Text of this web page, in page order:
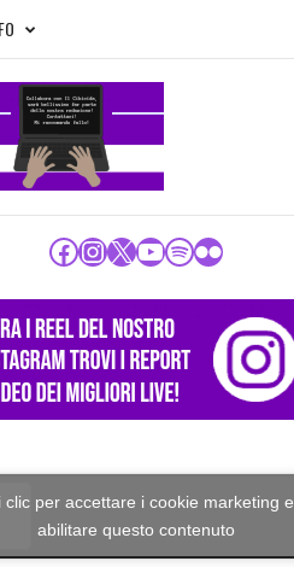
Facebook
Instagram
X YouTube
Spotify
Flickr
clic per accettare i cookie marketing e
abilitare questo contenuto